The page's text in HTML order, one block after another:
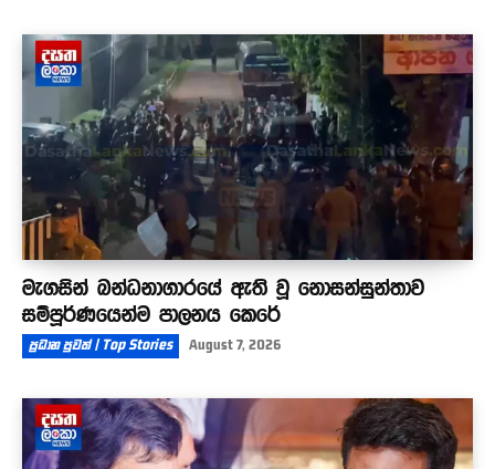
මැගසින් බන්ධනාගාරයේ ඇති වූ නොසන්සුන්තාව
සම්පූර්ණයෙන්ම පාලනය කෙරේ
ප්‍රධාන පුවත් | Top Stories August 7, 2026